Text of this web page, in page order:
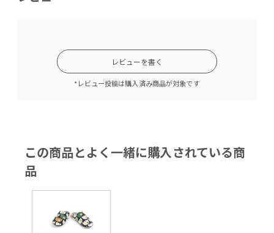
レビューを書く
*レビュー投稿は購入済み商品が対象です
この商品とよく一緒に購入されている商
品